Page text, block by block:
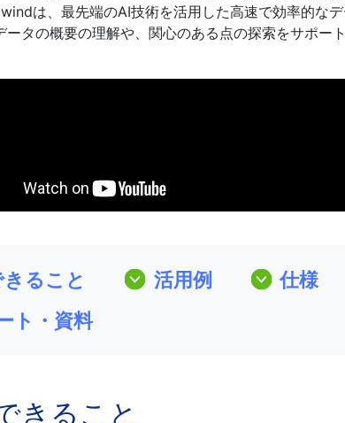
は、最先端のAI技術を活用した高速で効率的なデ
ータの概要の理解や、関心のある点の探索をサポート
ること 活用例 仕様
ト・資料
きること